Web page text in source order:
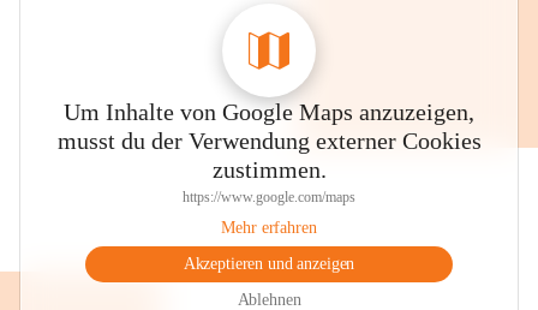
Um Inhalte von Google Maps anzuzeigen,
musst du der Verwendung externer Cookies
zustimmen.
https://www.google.com/maps
Mehr erfahren
Akzeptieren und anzeigen
Ablehnen